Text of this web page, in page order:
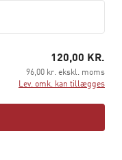
120,00 KR.
96,00 kr. ekskl. moms
Lev. omk. kan tillægges